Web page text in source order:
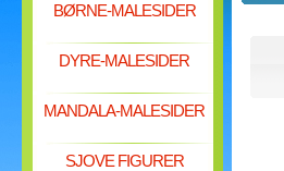
BØRNE-MALESIDER
DYRE-MALESIDER
MANDALA-MALESIDER
SJOVE FIGURER